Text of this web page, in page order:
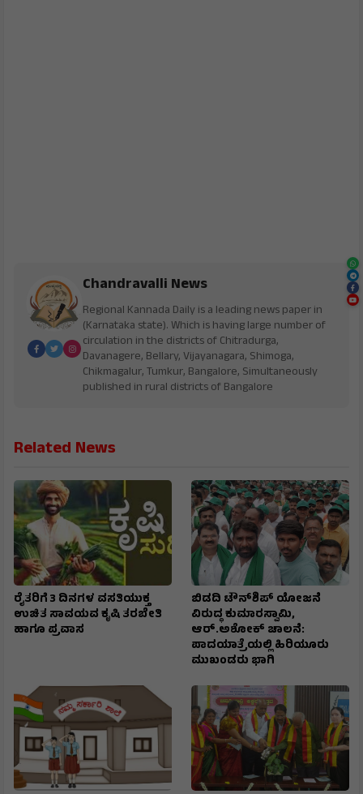
Chandravalli News
Regional Kannada Daily is a leading news paper in
(Karnataka state). Which is having large number of
circulation in the districts of Chitradurga,
Davanagere, Bellary, Vijayanagara, Shimoga,
Chikmagalur, Tumkur, Bangalore, Simultaneously
published in rural districts of Bangalore
Related News
ರೈತರಿಗೆ 3 ದಿನಗಳ ವಸತಿಯುಕ್ತ
ಉಚಿತ ಸಾವಯವ ಕೃಷಿ ತರಬೇತಿ
ಹಾಗೂ ಪ್ರವಾಸ
ಬಿಡದಿ ಟೌನ್‌ಶಿಪ್‌ ಯೋಜನೆ
ವಿರುದ್ಧ ಕುಮಾರಸ್ವಾಮಿ,
ಆರ್.ಅಶೋಕ್ ಚಾಲನೆ:
ಪಾದಯಾತ್ರೆಯಲ್ಲಿ ಹಿರಿಯೂರು
ಮುಖಂಡರು ಭಾಗಿ